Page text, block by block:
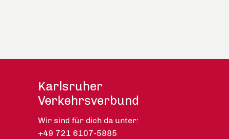
Karlsruher
Verkehrsverbund
Wir sind für dich da unter:
+49 721 6107-5885